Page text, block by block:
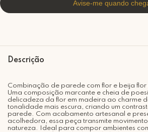
Descrição
Combinação de parede com flor e beija
Uma composição marcante e cheia de
delicadeza da flor em madeira ao charme
tonalidade mais escura, criando um
parede. Com acabamento artesanal e
acolhedora, essa peça transmite
natureza. Ideal para compor ambientes